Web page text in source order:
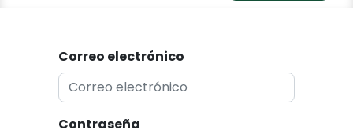
Correo electrónico
Contraseña